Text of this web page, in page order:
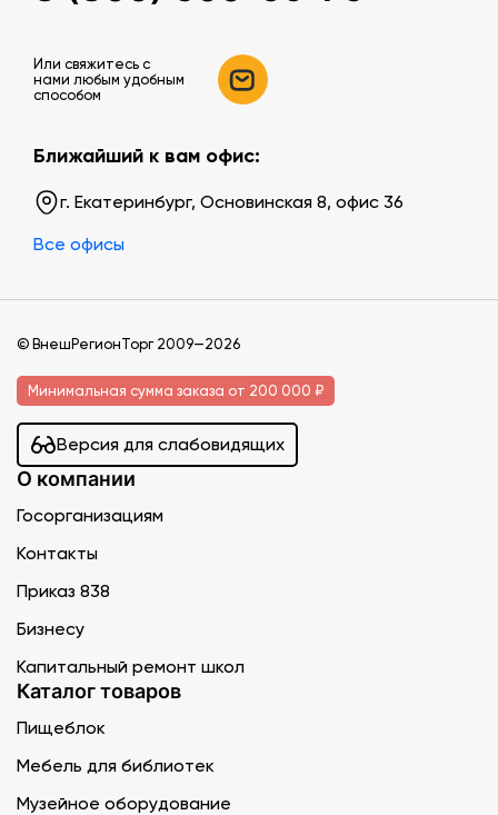
Или свяжитесь c
нами любым удобным
способом
Ближайший к вам офис:
г. Екатеринбург, Основинская 8, офис 36
Все офисы
© ВнешРегионТорг 2009—2026
Минимальная сумма заказа от 200 000 ₽
Версия для слабовидящих
О компании
Госорганизациям
Контакты
Приказ 838
Бизнесу
Капитальный ремонт школ
Каталог товаров
Пищеблок
Мебель для библиотек
Музейное оборудование